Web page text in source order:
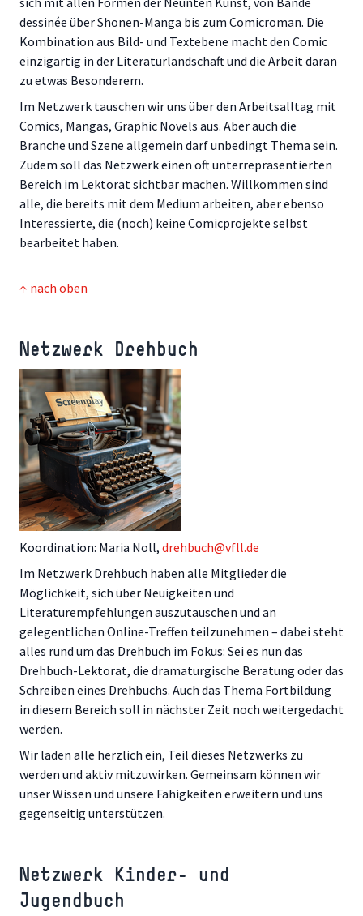
dessinée über Shonen-Manga bis zum Comicroman. Die
Kombination aus Bild- und Textebene macht den Comic
einzigartig in der Literaturlandschaft und die Arbeit daran
zu etwas Besonderem.
Im Netzwerk tauschen wir uns über den Arbeitsalltag mit
Comics, Mangas, Graphic Novels aus. Aber auch die
Branche und Szene allgemein darf unbedingt Thema sein.
Zudem soll das Netzwerk einen oft unterrepräsentierten
Bereich im Lektorat sichtbar machen. Willkommen sind
alle, die bereits mit dem Medium arbeiten, aber ebenso
Interessierte, die (noch) keine Comicprojekte selbst
bearbeitet haben.
↑ nach oben
Netzwerk Drehbuch
Koordination: Maria Noll, drehbuch@vfll.de
Im Netzwerk Drehbuch haben alle Mitglieder die
Möglichkeit, sich über Neuigkeiten und
Literaturempfehlungen auszutauschen und an
gelegentlichen Online-Treffen teilzunehmen – dabei steht
alles rund um das Drehbuch im Fokus: Sei es nun das
Drehbuch-Lektorat, die dramaturgische Beratung oder das
Schreiben eines Drehbuchs. Auch das Thema Fortbildung
in diesem Bereich soll in nächster Zeit noch weitergedacht
werden.
Wir laden alle herzlich ein, Teil dieses Netzwerks zu
werden und aktiv mitzuwirken. Gemeinsam können wir
unser Wissen und unsere Fähigkeiten erweitern und uns
gegenseitig unterstützen.
Netzwerk Kinder- und
Jugendbuch